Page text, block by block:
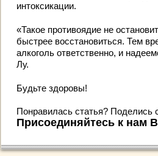
интоксикации.
«Такое противоядие не
быстрее восстановиться. Тем
алкоголь ответственно, и
Лу.
Будьте здоровы!
Понравилась статья? Поделись
Присоединяйтесь к нам